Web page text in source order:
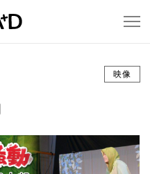
映像